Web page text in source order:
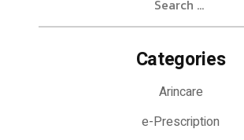
Categories
Arincare
e-Prescription